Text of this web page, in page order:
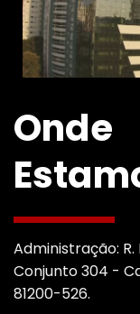
Onde
Administração: R.
Conjunto 304 -
81200-526.